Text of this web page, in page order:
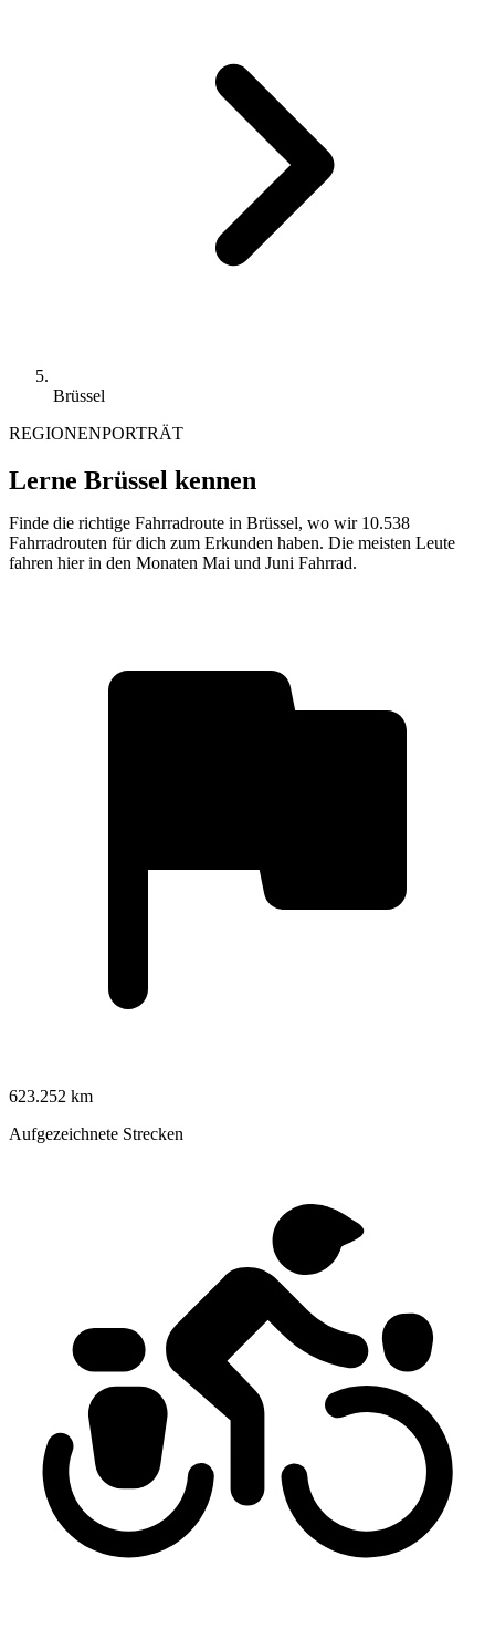
Brüssel
REGIONENPORTRÄT
Lerne Brüssel kennen
Finde die richtige Fahrradroute in Brüssel, wo wir 10.538
Fahrradrouten für dich zum Erkunden haben. Die meisten Leute
fahren hier in den Monaten Mai und Juni Fahrrad.
623.252 km
Aufgezeichnete Strecken